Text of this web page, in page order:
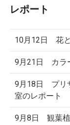
レポート
10月12日 花
9月21日 カラ
9月18日 プリ
室のレポート
9月8日 観葉植